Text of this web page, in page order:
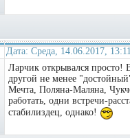
Дата: Среда, 14.06.2017,
Ларчик открывался просто!
другой не менее
Мечта, Поляна-Маляна,
работать, одни встречи-
стабилиздец, однако!